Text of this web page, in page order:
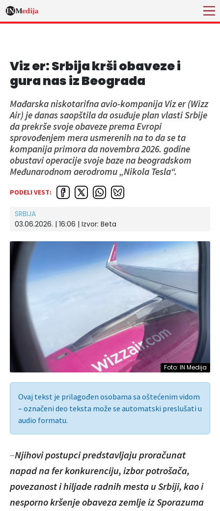
Viz er: Srbija krši obaveze i
gura nas iz Beograda
Mađarska niskotarifna avio-kompanija Viz er (Wizz
Air) je danas saopštila da osuđuje plan vlasti Srbije
da prekrše svoje obaveze prema Evropi
sprovođenjem mera usmerenih na to da se ta
kompanija primora da novembra 2026. godine
obustavi operacije svoje baze na beogradskom
Međunarodnom aerodromu „Nikola Tesla“.
PODELI VEST:
SRBIJA
03.06.2026. | 16:06 | Izvor: Beta
Foto: IN Medija
Ovaj tekst je prilagođen osobama sa oštećenim vidom
– označeni deo teksta može se automatski preslušati u
audio formatu.
–Njihovi postupci predstavljaju proračunat
napad na fer konkurenciju, izbor potrošača,
povezanost i hiljade radnih mesta u Srbiji, kao i
nesporno kršenje obaveza zemlje iz Sporazuma